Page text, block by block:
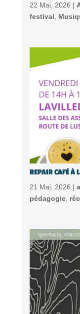
22 Mai, 2026 |
festival
REPAIR CAFÉ À
21 Mai, 2026 |
pédagogie,